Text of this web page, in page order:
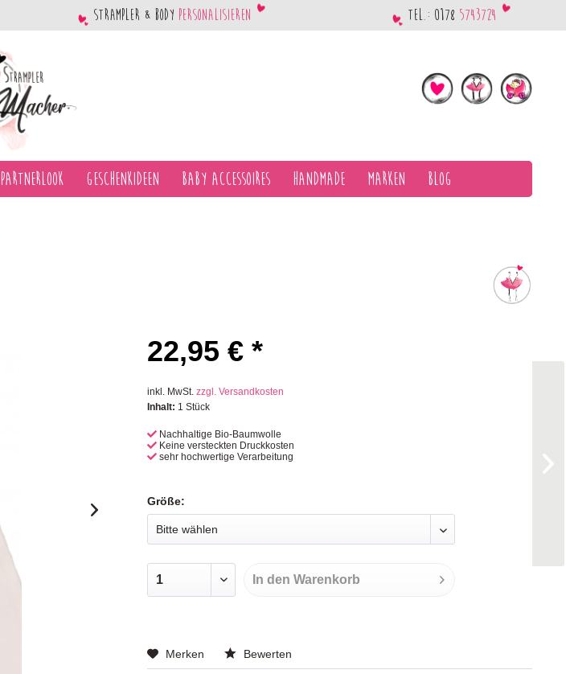
Strampler & Body personalisieren Tel.: 0178 5743724
Partnerlook Geschenkideen Baby Accessoires Handmade Marken Blog
22,95 € *
inkl. MwSt.zzgl. Versandkosten
Inhalt: 1 Stück
Nachhaltige Bio-Baumwolle
Keine versteckten Druckkosten
sehr hochwertige Verarbeitung
Größe:
In den Warenkorb
Merken Bewerten